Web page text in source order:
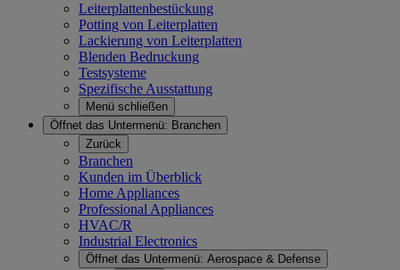
Leiterplattenbestückung
Potting von Leiterplatten
Lackierung von Leiterplatten
Blenden Bedruckung
Testsysteme
Spezifische Ausstattung
Menü schließen
Öffnet das Untermenü: Branchen
Zurück
Branchen
Kunden im Überblick
Home Appliances
Professional Appliances
HVAC/R
Industrial Electronics
Öffnet das Untermenü: Aerospace & Defense